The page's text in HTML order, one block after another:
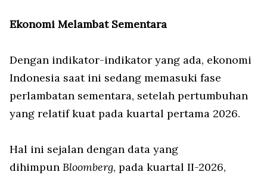
Ekonomi Melambat Sementara
Dengan indikator-indikator yang ada, ekonomi
Indonesia saat ini sedang memasuki fase
perlambatan sementara, setelah pertumbuhan
yang relatif kuat pada kuartal pertama 2026.
Hal ini sejalan dengan data yang
dihimpun Bloomberg, pada kuartal II-2026,